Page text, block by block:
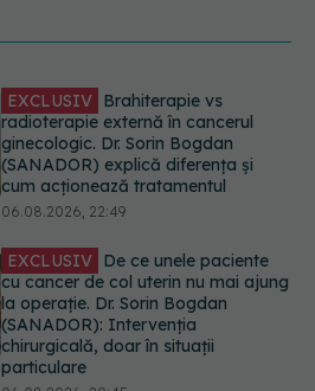
EXCLUSIV De ce unele paciente
cu cancer de col uterin nu mai ajung
la operație. Dr. Sorin Bogdan
(SANADOR): Intervenția
chirurgicală, doar în situații
particulare
Alertă în Europa după un nou caz
de hantavirus Anzi, singura tulpină
care se transmite de la om la om
06.08.2026, 20:06